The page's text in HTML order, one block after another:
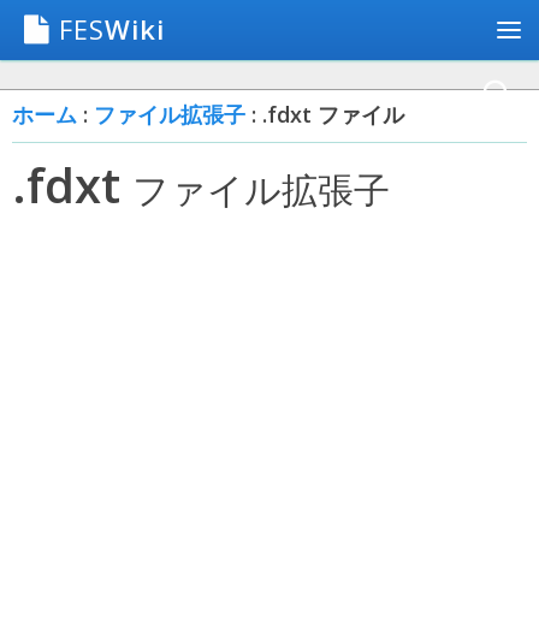
FESWiki
ホーム : ファイル拡張子 : .fdxt ファイル
.fdxt ファイル拡張子